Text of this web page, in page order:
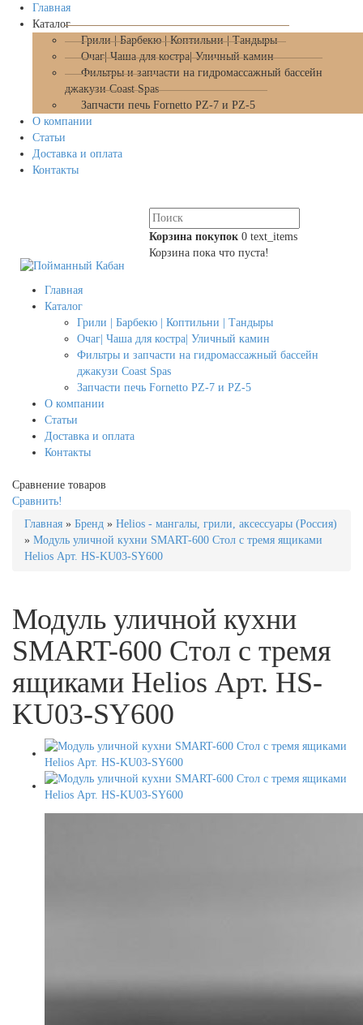
Главная
Каталог
Грили | Барбекю | Коптильни | Тандыры
Очаг| Чаша для костра| Уличный камин
Фильтры и запчасти на гидромассажный бассейн
джакузи Coast Spas
Запчасти печь Fornetto PZ-7 и PZ-5
О компании
Статьи
Доставка и оплата
Контакты
Корзина покупок 0 text_items
Корзина пока что пуста!
Главная
Каталог
Грили | Барбекю | Коптильни | Тандыры
Очаг| Чаша для костра| Уличный камин
Фильтры и запчасти на гидромассажный бассейн
джакузи Coast Spas
Запчасти печь Fornetto PZ-7 и PZ-5
О компании
Статьи
Доставка и оплата
Контакты
Сравнение товаров
Сравнить!
Главная » Бренд » Helios - мангалы, грили, аксессуары (Россия)
» Модуль уличной кухни SMART-600 Стол с тремя ящиками
Helios Арт. HS-KU03-SY600
Модуль уличной кухни
SMART-600 Стол с тремя
ящиками Helios Арт. HS-
KU03-SY600